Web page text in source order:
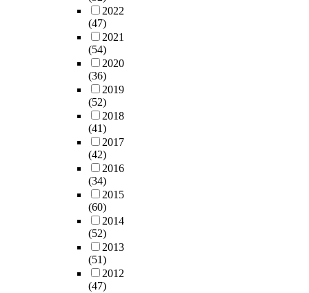
2022
(47)
2021
(54)
2020
(36)
2019
(52)
2018
(41)
2017
(42)
2016
(34)
2015
(60)
2014
(52)
2013
(51)
2012
(47)